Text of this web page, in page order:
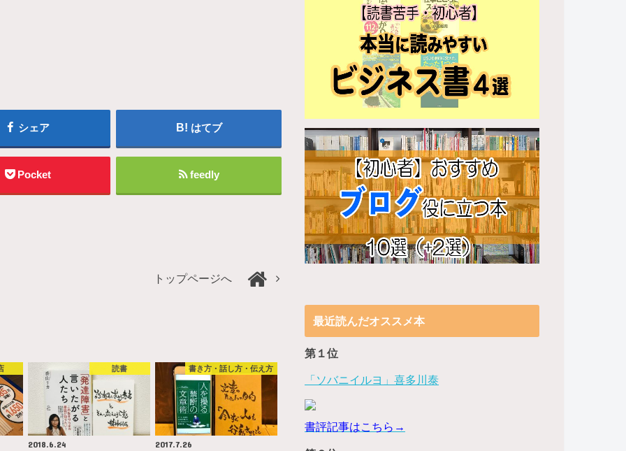
シェア はてブ
Pocket feedly
トップページへ
読書
2018.6.24
書き方・話し方・伝え方
2017.7.26
最近読んだオススメ本
第１位
「ソバニイルヨ」喜多川泰
書評記事はこちら→